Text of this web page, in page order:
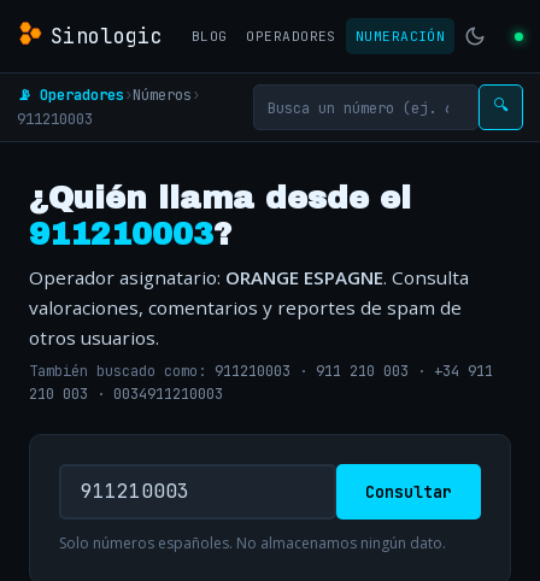
Sinologic BLOG OPERADORES NUMERACIÓN
📡 Operadores›Números›
911210003
🔍
¿Quién llama desde el
911210003?
Operador asignatario: ORANGE ESPAGNE. Consulta
valoraciones, comentarios y reportes de spam de
otros usuarios.
También buscado como: 911210003 · 911 210 003 · +34 911
210 003 · 0034911210003
Consultar
Solo números españoles. No almacenamos ningún dato.